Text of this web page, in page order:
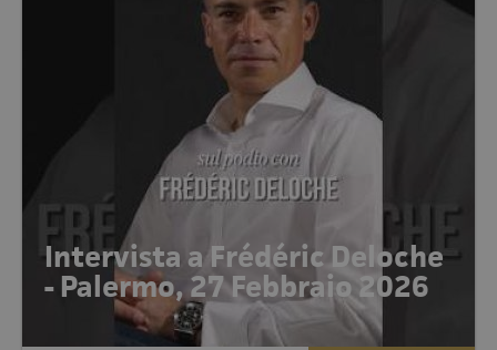
Intervista a Frédéric Deloche
- Palermo, 27 Febbraio 2026